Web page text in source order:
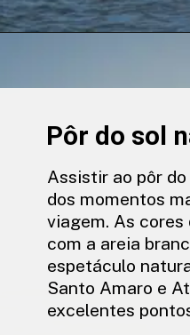
Pôr do sol
Assistir ao pôr
dos momentos
viagem. As
com a areia
espetáculo
Santo Amaro e
excelentes